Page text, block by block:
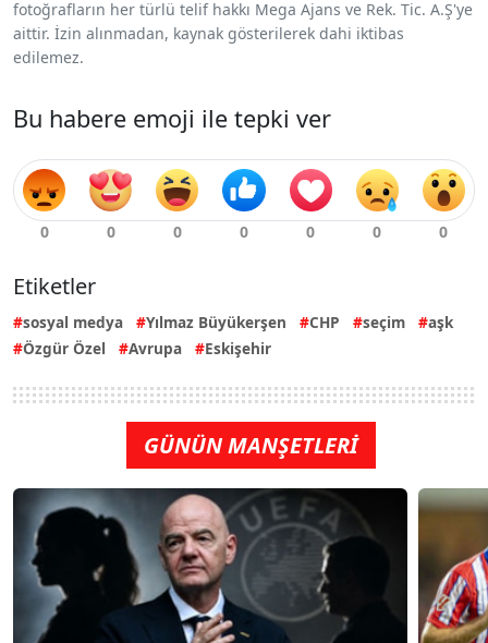
fotoğrafların her türlü telif hakkı Mega Ajans ve Rek. Tic. A.Ş'ye
aittir. İzin alınmadan, kaynak gösterilerek dahi iktibas
edilemez.
Bu habere emoji ile tepki ver
Etiketler
sosyal medya Yılmaz Büyükerşen CHP seçim
aşk
Özgür Özel
Avrupa Eskişehir
GÜNÜN MANŞETLERİ